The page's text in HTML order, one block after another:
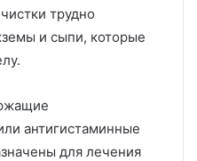
трудно
и сыпи, которые
антигистаминные
для лечения